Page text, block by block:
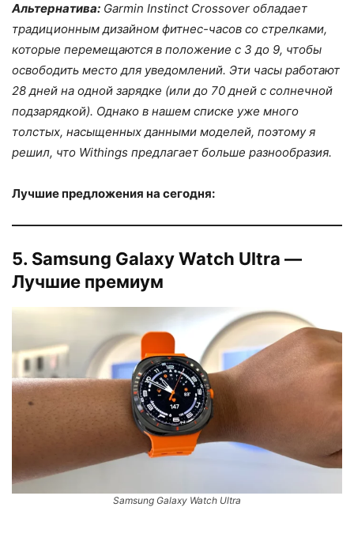
Альтернатива: Garmin Instinct Crossover обладает
традиционным дизайном фитнес-часов со стрелками,
которые перемещаются в положение с 3 до 9, чтобы
освободить место для уведомлений. Эти часы работают
28 дней на одной зарядке (или до 70 дней с солнечной
подзарядкой). Однако в нашем списке уже много
толстых, насыщенных данными моделей, поэтому я
решил, что Withings предлагает больше разнообразия.
Лучшие предложения на сегодня:
5. Samsung Galaxy Watch Ultra —
Лучшие премиум
Samsung Galaxy Watch Ultra